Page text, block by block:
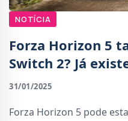
NOTÍCIA
Forza Horizon 5
Switch 2? Já
31/01/2025
Forza Horizon 5 pode